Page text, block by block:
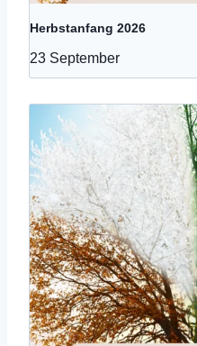
Herbstanfang 2026
23 September